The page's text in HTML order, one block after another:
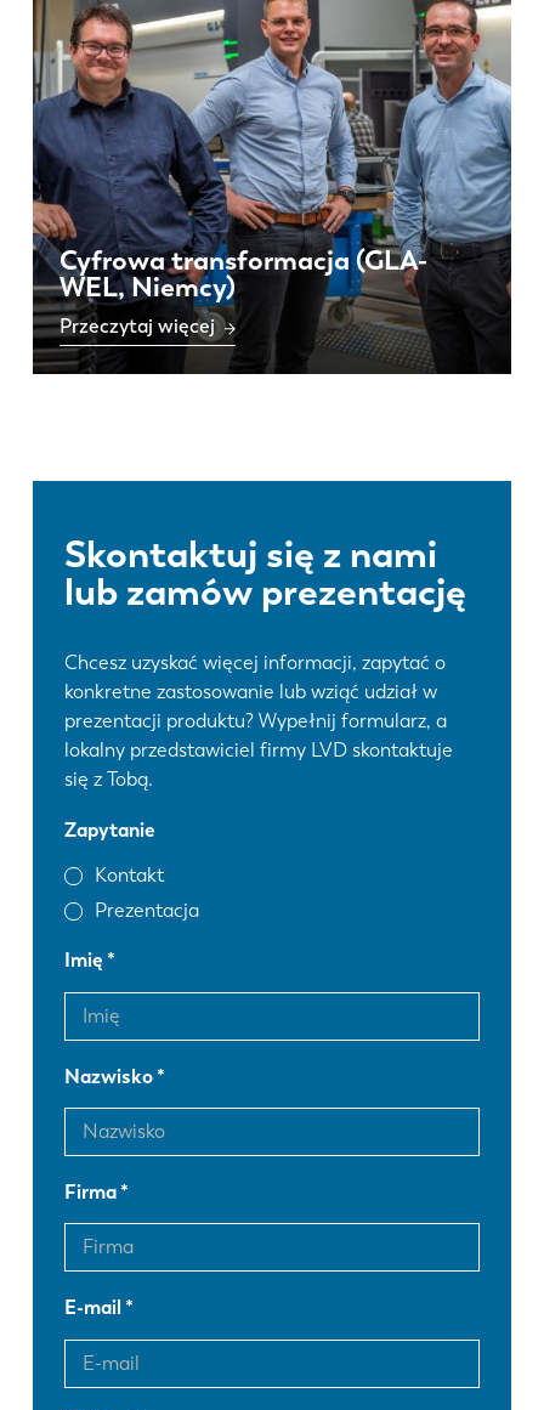
Cyfrowa transformacja (GLA-
WEL, Niemcy)
Przeczytaj więcej
Skontaktuj się z nami
lub zamów prezentację
Chcesz uzyskać więcej informacji, zapytać o
konkretne zastosowanie lub wziąć udział w
prezentacji produktu? Wypełnij formularz, a
lokalny przedstawiciel firmy LVD skontaktuje
się z Tobą.
Zapytanie
Kontakt
Prezentacja
Imię
Nazwisko
Firma
E-mail